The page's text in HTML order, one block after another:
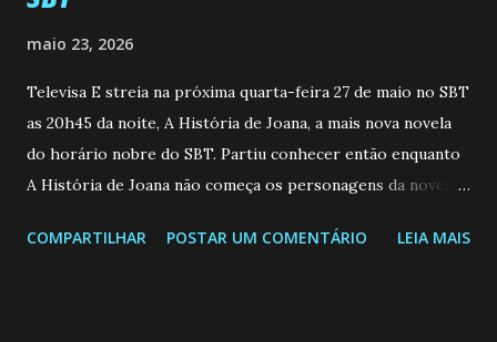
maio 23, 2026
Televisa E streia na próxima quarta-feira 27 de maio no SBT
as 20h45 da noite, A História de Joana, a mais nova novela
do horário nobre do SBT. Partiu conhecer então enquanto
A História de Joana não começa os personagens da novela?
de 25/05/26 a 31/05/26 JOANA GUADALUPE (Camila
COMPARTILHAR POSTAR UM COMENTÁRIO LEIA MAIS